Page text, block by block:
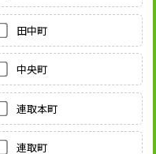
田中町
中央町
連取本町
連取町